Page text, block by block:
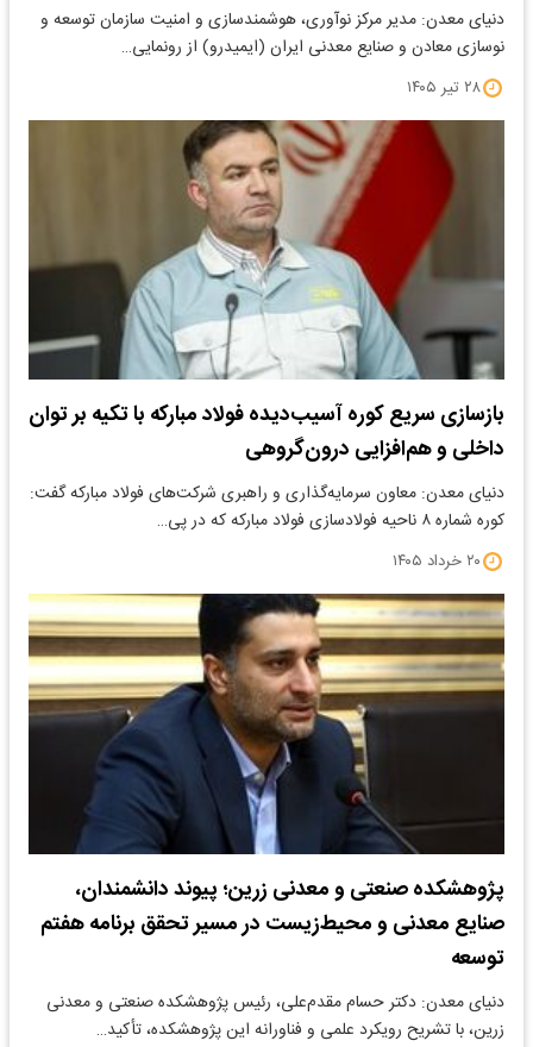
دنیای معدن: مدیر مرکز نوآوری، هوشمندسازی و امنیت سازمان توسعه و
نوسازی معادن و صنایع معدنی ایران (ایمیدرو) از رونمایی…
۲۸ تیر ۱۴۰۵
بازسازی سریع کوره آسیب‌دیده فولاد مبارکه با تکیه بر توان
داخلی و هم‌افزایی درون‌گروهی
دنیای معدن: معاون سرمایه‌گذاری و راهبری شرکت‌های فولاد مبارکه گفت:
کوره شماره ۸ ناحیه فولادسازی فولاد مبارکه که در پی…
۲۰ خرداد ۱۴۰۵
پژوهشکده صنعتی و معدنی زرین؛ پیوند دانشمندان،
صنایع معدنی و محیط‌زیست در مسیر تحقق برنامه هفتم
توسعه
دنیای معدن: دکتر حسام مقدم‌علی، رئیس پژوهشکده صنعتی و معدنی
زرین، با تشریح رویکرد علمی و فناورانه این پژوهشکده، تأکید…